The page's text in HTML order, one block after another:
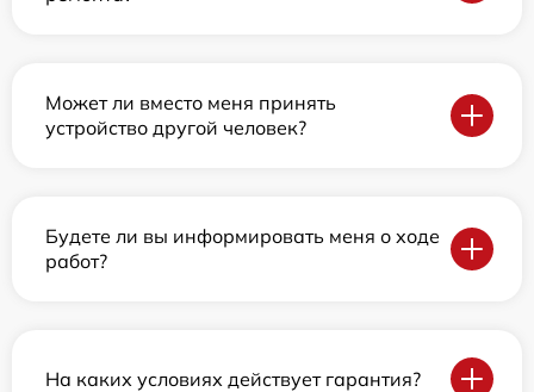
Может ли вместо меня принять
устройство другой человек?
Будете ли вы информировать меня о ходе
работ?
На каких условиях действует гарантия?